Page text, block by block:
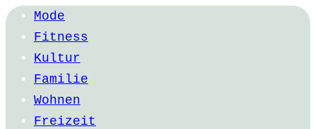
Mode
Fitness
Kultur
Familie
Wohnen
Freizeit